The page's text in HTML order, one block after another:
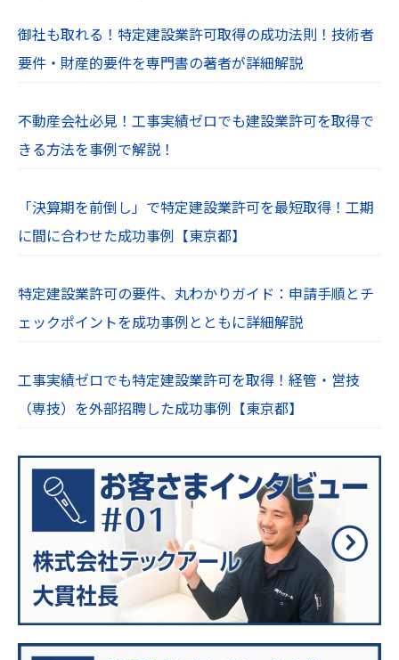
御社も取れる！特定建設業許可取得の成功法則！技術者
要件・財産的要件を専門書の著者が詳細解説
不動産会社必見！工事実績ゼロでも建設業許可を取得で
きる方法を事例で解説！
「決算期を前倒し」で特定建設業許可を最短取得！工期
に間に合わせた成功事例【東京都】
特定建設業許可の要件、丸わかりガイド：申請手順とチ
ェックポイントを成功事例とともに詳細解説
工事実績ゼロでも特定建設業許可を取得！経管・営技
（専技）を外部招聘した成功事例【東京都】